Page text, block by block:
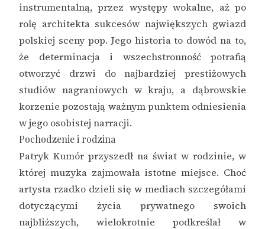
instrumentalną, przez występy wokalne, aż po
rolę architekta sukcesów największych gwiazd
polskiej sceny pop. Jego historia to dowód na to,
że determinacja i wszechstronność potrafią
otworzyć drzwi do najbardziej prestiżowych
studiów nagraniowych w kraju, a dąbrowskie
korzenie pozostają ważnym punktem odniesienia
w jego osobistej narracji.
Pochodzenie i rodzina
Patryk Kumór przyszedł na świat w rodzinie, w
której muzyka zajmowała istotne miejsce. Choć
artysta rzadko dzieli się w mediach szczegółami
dotyczącymi życia prywatnego swoich
najbliższych, wielokrotnie podkreślał w